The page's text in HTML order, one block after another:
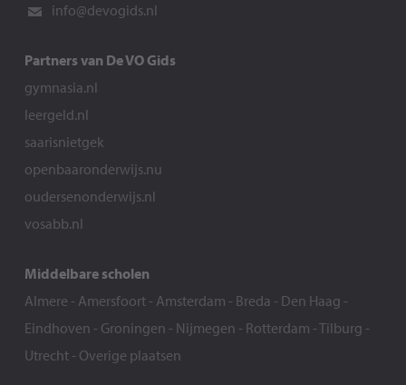
info@devogids.nl
Partners van De VO Gids
gymnasia.nl
leergeld.nl
saarisnietgek
openbaaronderwijs.nu
oudersenonderwijs.nl
vosabb.nl
Middelbare scholen
Almere - Amersfoort- Amsterdam - Breda - Den Haag -
Eindhoven - Groningen - Nijmegen - Rotterdam -Tilburg -
Utrecht- Overige plaatsen